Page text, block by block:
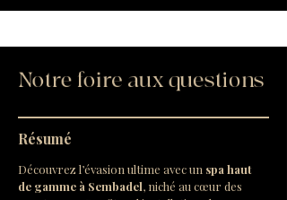
Notre foire aux questions
Résumé
Découvrez l’évasion ultime avec un spa haut
de gamme à Sembadel, niché au cœur des